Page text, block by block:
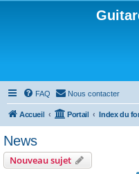
FAQ Nous contacter
Accueil Portail Index du
News
Nouveau sujet